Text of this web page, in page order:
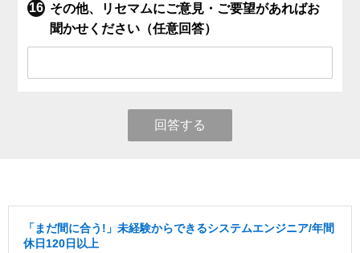
その他、リセマムにご意見・ご要望があればお
聞かせください（任意回答）
回答する
「まだ間に合う!」未経験からできるシステムエンジニア/年間
休日120日以上